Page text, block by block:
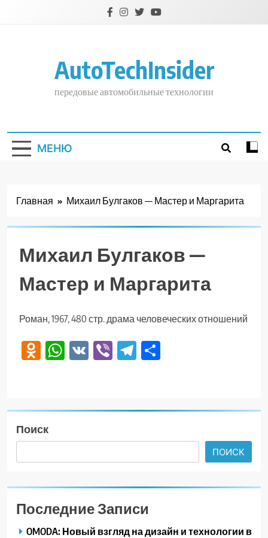
AutoTechInsider
передовые автомобильные технологии
МЕНЮ
Главная Михаил Булгаков — Мастер и Маргарита
Михаил Булгаков —
Мастер и Маргарита
Роман, 1967, 480 стр. драма человеческих отношений
Odnoklassniki
WhatsApp
VK ViberTelegram
Поиск
ПОИСК
Последние Записи
OMODA: Новый взгляд на дизайн и технологии в